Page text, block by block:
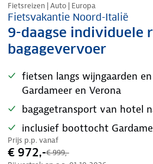
Fietsreizen | Auto | Europa
Fietsvakantie Noord-Italië
9-daagse individuele
bagagevervoer
fietsen langs wijngaarden
Gardameer en Verona
bagagetransport van hotel
inclusief boottocht
Prijs p.p. vanaf
€ 972,-€ 999,-